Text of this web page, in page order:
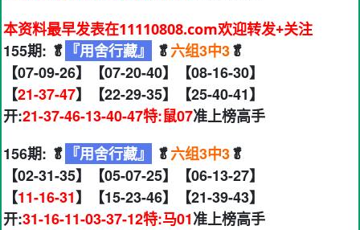
本资料最早发表在11110808.com欢迎转发+关注
155期: 🥬 『用舍行藏』 🥬六组3中3🥬
【07-09-26】【07-20-40】【08-16-30】
【21-37-47】【22-29-35】【25-40-41】
开:21-37-46-13-40-47特:鼠07准上榜高手
156期: 🥬 『用舍行藏』 🥬六组3中3🥬
【02-31-35】【05-07-25】【06-13-27】
【11-16-31】【15-23-46】【21-39-43】
开:31-16-11-03-37-12特:马01准上榜高手